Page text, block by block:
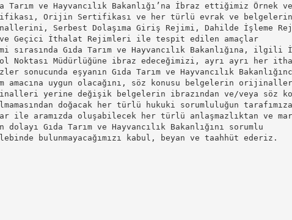
ve Hayvancılık Bakanlığı’na İbraz ettiğimiz Örnek
Orijin Sertifikası ve her türlü evrak ve
Serbest Dolaşıma Giriş Rejimi, Dahilde İşleme
ve Geçici İthalat Rejimleri ile tespit edilen amaçlar
Gıda Tarım ve Hayvancılık Bakanlığına, ilgili
Noktası Müdürlüğüne ibraz edeceğimizi, ayrı ayrı her
eşyanın Gıda Tarım ve Hayvancılık
uygun olacağını, söz konusu belgelerin
yerine değişik belgelerin ibrazından ve/veya söz
doğacak her türlü hukuki sorumluluğun
ile aramızda oluşabilecek her türlü anlaşmazlıktan ve
Gıda Tarım ve Hayvancılık Bakanlığını sorumlu
bulunmayacağımızı kabul, beyan ve taahhüt ederiz.